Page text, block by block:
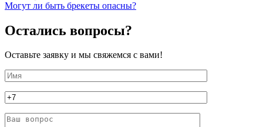
Могут ли быть брекеты опасны?
Остались вопросы?
Оставьте заявку и мы свяжемся с вами!